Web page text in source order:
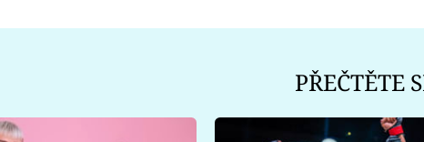
PŘEČTĚTE